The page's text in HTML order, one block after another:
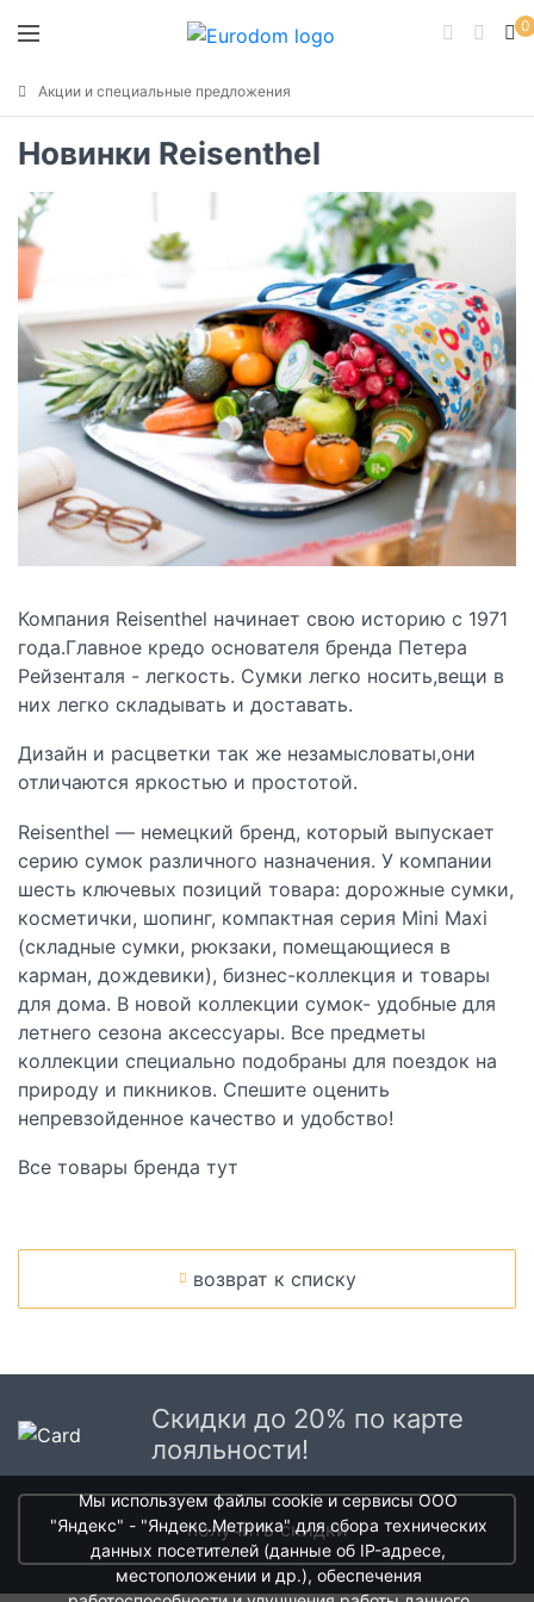
0
Акции и специальные предложения
Новинки Reisenthel
Компания Reisenthel начинает свою историю с 1971
года.Главное кредо основателя бренда Петера
Рейзенталя - легкость. Сумки легко носить,вещи в
них легко складывать и доставать.
Дизайн и расцветки так же незамысловаты,они
отличаются яркостью и простотой.
Reisenthel — немецкий бренд, который выпускает
серию сумок различного назначения. У компании
шесть ключевых позиций товара: дорожные сумки,
косметички, шопинг, компактная серия Mini Maxi
(складные сумки, рюкзаки, помещающиеся в
карман, дождевики), бизнес-коллекция и товары
для дома. В новой коллекции сумок- удобные для
летнего сезона аксессуары. Все предметы
коллекции специально подобраны для поездок на
природу и пикников. Спешите оценить
непревзойденное качество и удобство!
Все товары бренда тут
возврат к списку
Скидки до 20% по карте
лояльности!
получить скидки
Мы используем файлы cookie и сервисы ООО
"Яндекс" - "Яндекс.Метрика" для сбора технических
данных посетителей (данные об IP-адресе,
местоположении и др.), обеспечения